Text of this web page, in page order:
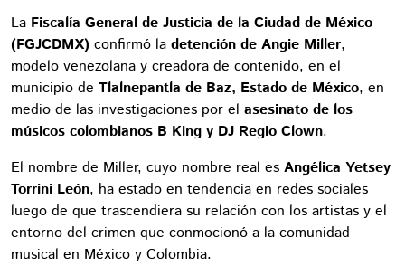
La Fiscalía General de Justicia de la Ciudad de México
(FGJCDMX) confirmó la detención de Angie Miller,
modelo venezolana y creadora de contenido, en el
municipio de Tlalnepantla de Baz, Estado de México, en
medio de las investigaciones por el asesinato de los
músicos colombianos B King y DJ Regio Clown.
El nombre de Miller, cuyo nombre real es Angélica Yetsey
Torrini León, ha estado en tendencia en redes sociales
luego de que trascendiera su relación con los artistas y el
entorno del crimen que conmocionó a la comunidad
musical en México y Colombia.